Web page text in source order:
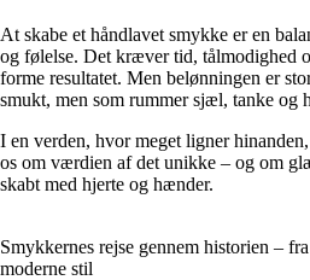
At skabe et håndlavet smykke er en
og følelse. Det kræver tid, tålmodighed
forme resultatet. Men belønningen er
smukt, men som rummer sjæl, tanke og
I en verden, hvor meget ligner
os om værdien af det unikke – og om
skabt med hjerte og hænder.
Smykkernes rejse gennem historien –
moderne stil